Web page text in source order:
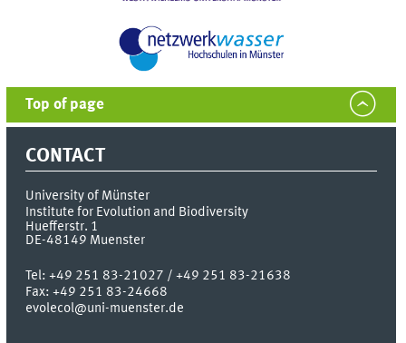
Top of page
CONTACT
University of Münster
Institute for Evolution and Biodiversity
Huefferstr. 1
DE-48149 Muenster
Tel:+49 251 83-21027 / +49 251 83-21638
Fax:+49 251 83-24668
evolecol@uni-muenster.de